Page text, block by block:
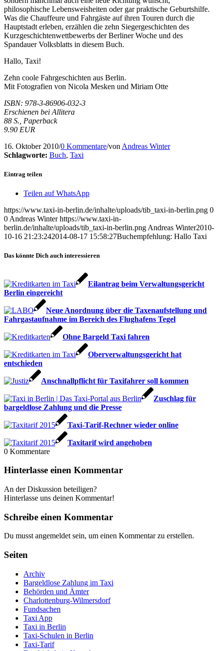
philosophische Lebensweisheiten oder gar praktische Geburtshilfe.
Was die Chauffeure und Fahrgäste auf ihren Touren durch die
Hauptstadt erleben, erzählen die zehn Siegergeschichten des
Kurzgeschichtenwettbewerbs der Berliner Woche und des
Spandauer Volksblatts in diesem Buch.
Hallo, Taxi!
Zehn coole Fahrgeschichten aus Berlin.
Mit Fotografien von Nicola Mesken und Miriam Otte
ISBN: 978-3-86906-032-3
Erschienen bei Allitera
88 S., Paperback
9.90 EUR
16. Oktober 2010/0 Kommentare/von Andreas Winter
Schlagworte: Buch, Taxi
Eintrag teilen
Teilen auf WhatsApp
https://www.taxi-in-berlin.de/inhalte/uploads/tib_taxi-in-berlin.png 0
0 Andreas Winter https://www.taxi-in-
berlin.de/inhalte/uploads/tib_taxi-in-berlin.png Andreas Winter2010-
10-16 21:23:242014-08-17 15:58:27Buchempfehlung: Hallo Taxi
Das könnte Dich auch interessieren
Eilantrag beim Verwaltungsgericht
Berlin eingereicht
Neue Anordnung über die Taxenaufstellung und
Fahrgastaufnahme im Bereich des Flughafens Tegel
Ohne Bargeld Taxi fahren
Oberverwaltungsgericht hat
entschieden
Anschnallpflicht für Taxifahrer soll kommen
Zuschlag für
bargeldlose Zahlung und die Presse
Taxi-Tarif-Rechner wieder online
Taxitarif wird angehoben
0 Kommentare
Hinterlasse einen Kommentar
An der Diskussion beteiligen?
Hinterlasse uns deinen Kommentar!
Schreibe einen Kommentar
Du musst angemeldet sein, um einen Kommentar zu erstellen.
Seiten
Archiv
Bargeldlose Zahlung im Taxi
Behörden und Ämter
Charlottenburg-Wilmersdorf
Fundsachen
Taxi App
Taxi in Berlin
Taxi-Schulen in Berlin
Taxi-Tarif